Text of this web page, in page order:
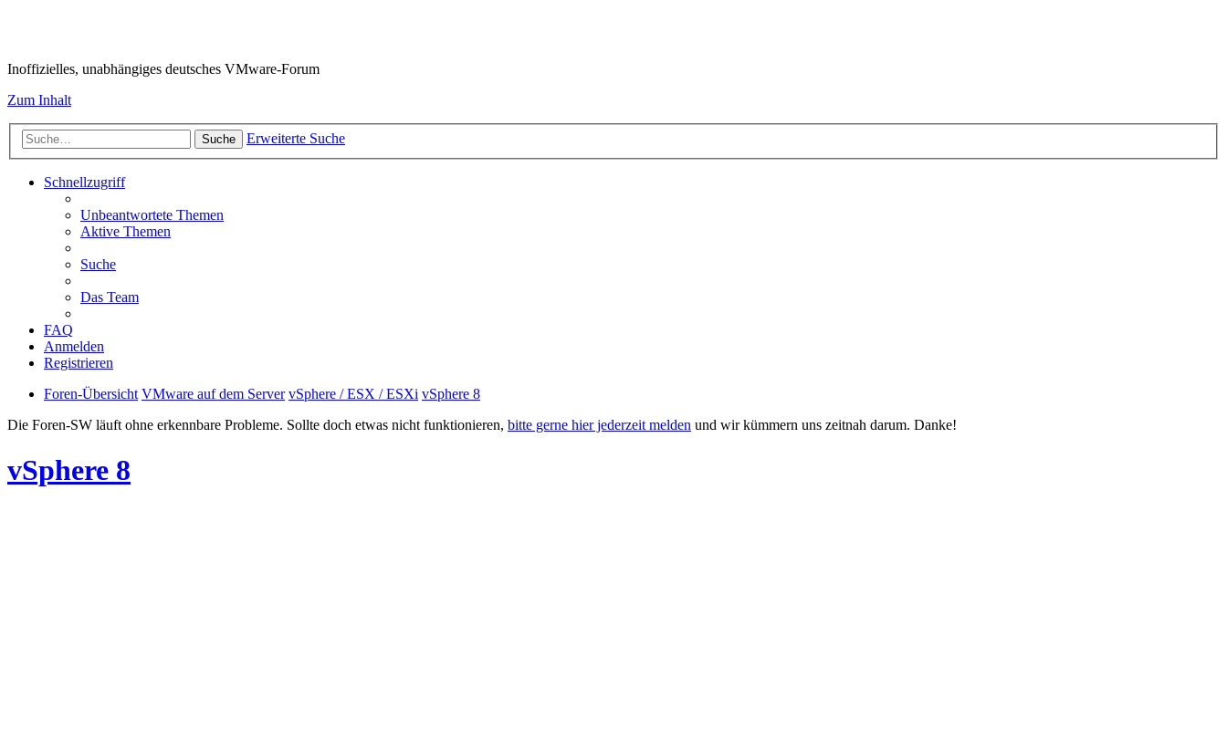
Inoffizielles, unabhängiges deutsches VMware-Forum
Zum Inhalt
Suche Erweiterte Suche
Schnellzugriff
Unbeantwortete Themen
Aktive Themen
Suche
Das Team
FAQ
Anmelden
Registrieren
Foren-Übersicht VMware auf dem Server vSphere / ESX / ESXi vSphere 8
Die Foren-SW läuft ohne erkennbare Probleme. Sollte doch etwas nicht funktionieren, bitte gerne hier jederzeit melden und wir kümmern uns zeitnah darum. Danke!
vSphere 8